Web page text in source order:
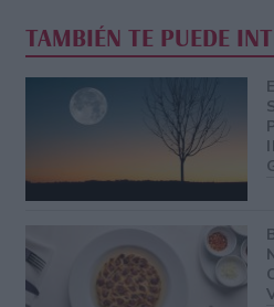
TAMBIÉN TE PUEDE